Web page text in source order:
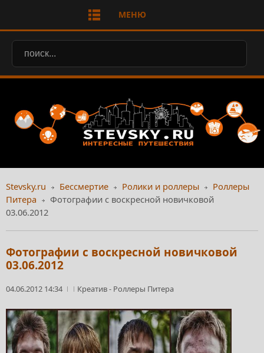
МЕНЮ
Stevsky.ru Бессмертие Ролики и роллеры
Роллеры
Питера
Фотографии с воскресной новичковой
03.06.2012
Фотографии с воскресной новичковой
03.06.2012
04.06.2012 14:34 Креатив- Роллеры Питера